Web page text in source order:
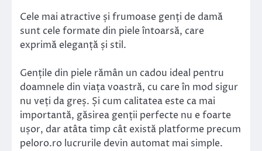
Cele mai atractive și frumoase genți de damă
sunt cele formate din piele întoarsă, care
exprimă eleganță și stil.
Gențile din piele rămân un cadou ideal pentru
doamnele din viața voastră, cu care în mod sigur
nu veți da greș. Și cum calitatea este ca mai
importantă, găsirea genții perfecte nu e foarte
ușor, dar atâta timp cât există platforme precum
peloro.ro lucrurile devin automat mai simple.